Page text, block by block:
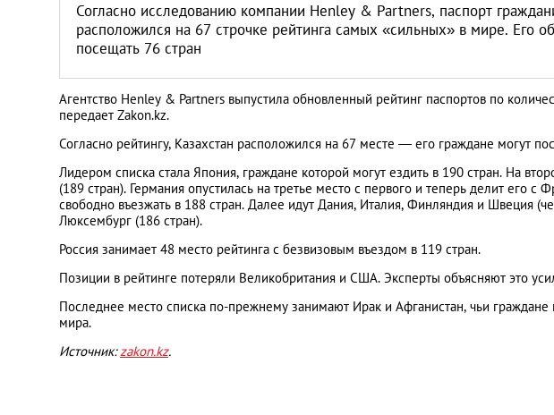
Литва
Португалия
Россия
Словакия
Словения
Согласно исследованию компании Henley & Partners, паспорт
расположился на 67 строчке рейтинга самых «сильных» в мире. Его
посещать 76 стран
Агентство Henley & Partners выпустила обновленный рейтинг паспортов по
передает Zakon.kz.
Согласно рейтингу, Казахстан расположился на 67 месте ― его граждане могут
Лидером списка стала Япония, граждане которой могут ездить в 190 стран. На
(189 стран). Германия опустилась на третье место с первого и теперь делит его с
свободно въезжать в 188 стран. Далее идут Дания, Италия, Финляндия и Швеция
Люксембург (186 стран).
Россия занимает 48 место рейтинга с безвизовым въездом в 119 стран.
Позиции в рейтинге потеряли Великобритания и США. Эксперты объясняют это
Последнее место списка по-прежнему занимают Ирак и Афганистан, чьи граждане
мира.
Источник:zakon.kz.